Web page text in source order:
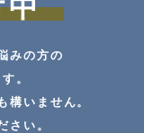
中
みの方の
。
構いません。
さい。